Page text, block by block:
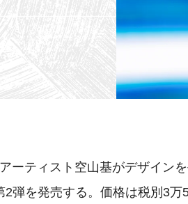
ーティスト空山基がデザインを
2弾を発売する。価格は税別3